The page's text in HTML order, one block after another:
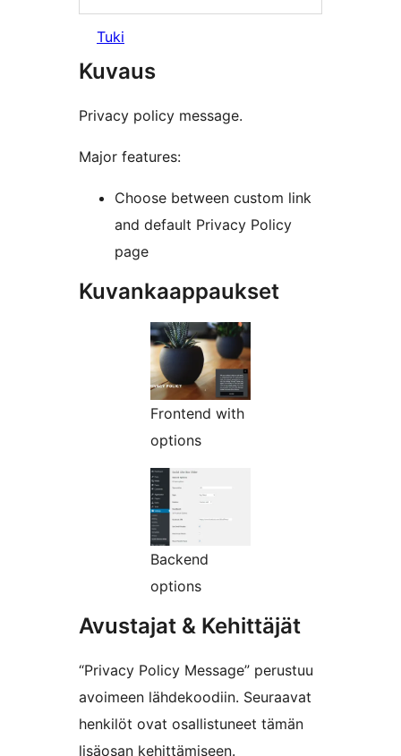
Tuki
Kuvaus
Privacy policy message.
Major features:
Choose between custom link
and default Privacy Policy
page
Kuvankaappaukset
Frontend with
options
Backend
options
Avustajat & Kehittäjät
“Privacy Policy Message” perustuu
avoimeen lähdekoodiin. Seuraavat
henkilöt ovat osallistuneet tämän
lisäosan kehittämiseen.